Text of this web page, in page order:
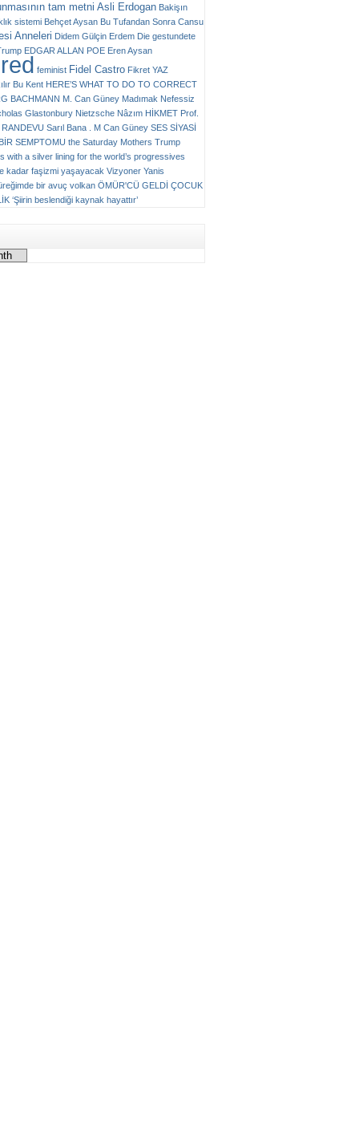
tam metni Asli Erdogan Bakişın
sistemi Behçet Aysan Bu Tufandan Sonra Cansu
Anneleri Didem Gülçin Erdem Die gestundete
EDGAR ALLAN POE Eren Aysan
feminist Fidel Castro Fikret YAZ
Bu Kent HERE’S WHAT TO DO TO CORRECT
BACHMANN M. Can Güney Madımak Nefessiz
Glastonbury Nietzsche Nâzım HİKMET Prof.
RANDEVU Sarıl Bana . M Can Güney SES SİYASİ
SEMPTOMU the Saturday Mothers Trump
with a silver lining for the world’s progressives
kadar faşizmi yaşayacak Vizyoner Yanis
bir avuç volkan ÖMÜR'CÜ GELDİ ÇOCUK
‘Şiirin beslendiği kaynak hayattır’